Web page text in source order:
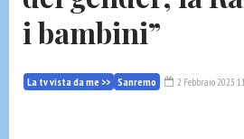
i
g
t
i bambini”
La tv vista da me >> Sanremo 2 Febbraio 2023